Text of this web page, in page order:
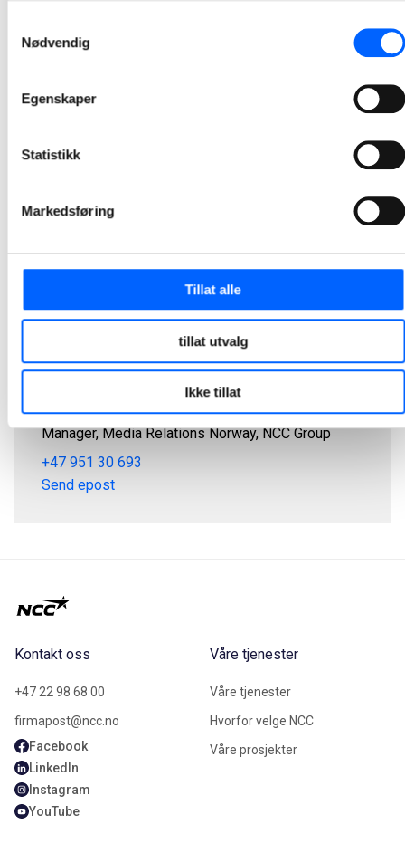
Nødvendig
Egenskaper
Statistikk
Markedsføring
Tillat alle
tillat utvalg
Ikke tillat
2021-09-09 09:39
Tor Heimdahl
Manager, Media Relations Norway, NCC Group
+47 951 30 693
Send epost
Kontakt oss
+47 22 98 68 00
firmapost@ncc.no
Facebook
LinkedIn
Instagram
YouTube
Våre tjenester
Våre tjenester
Hvorfor velge NCC
Våre prosjekter